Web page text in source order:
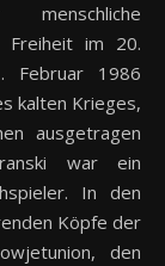
menschliche
Freiheit im 20.
Februar 1986
kalten Krieges,
ausgetragen
war ein
In den
Köpfe der
den